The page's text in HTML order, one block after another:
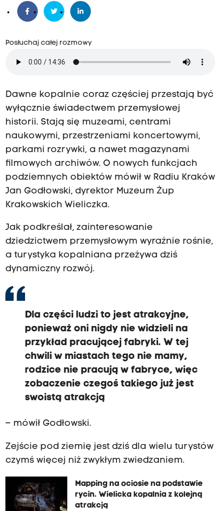
Posłuchaj całej rozmowy
Dawne kopalnie coraz częściej przestają być
wyłącznie świadectwem przemysłowej
historii. Stają się muzeami, centrami
naukowymi, przestrzeniami koncertowymi,
parkami rozrywki, a nawet magazynami
filmowych archiwów. O nowych funkcjach
podziemnych obiektów mówił w Radiu Kraków
Jan Godłowski, dyrektor Muzeum Żup
Krakowskich Wieliczka.
Jak podkreślał, zainteresowanie
dziedzictwem przemysłowym wyraźnie rośnie,
a turystyka kopalniana przeżywa dziś
dynamiczny rozwój.
Dla części ludzi to jest atrakcyjne,
ponieważ oni nigdy nie widzieli na
przykład pracującej fabryki. W tej
chwili w miastach tego nie mamy,
rodzice nie pracują w fabryce, więc
zobaczenie czegoś takiego już jest
swoistą atrakcją
– mówił Godłowski.
Zejście pod ziemię jest dziś dla wielu turystów
czymś więcej niż zwykłym zwiedzaniem.
Mapping na ociosie na podstawie
rycin. Wielicka kopalnia z kolejną
atrakcją